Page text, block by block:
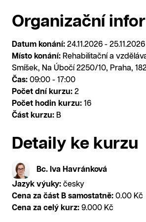
Organizační
Datum konání: 24.11.2026 - 25.11.2026
Místo konání: Rehabilitační a
Smíšek, Na Úbočí 2250/10, Praha,
Čas: 09:00 - 17:00
Počet dní kurzu: 2
Počet hodin kurzu: 16
Část kurzu: B
Detaily ke kurzu
Bc. Iva Havránková
Jazyk výuky: česky
Cena za část B samostatně: 0.00 Kč
Cena za celý kurz: 9.000 Kč